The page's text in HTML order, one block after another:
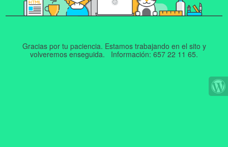
Gracias por tu paciencia. Estamos trabajando en el sito y
volveremos enseguida. Información: 657 22 11 65.